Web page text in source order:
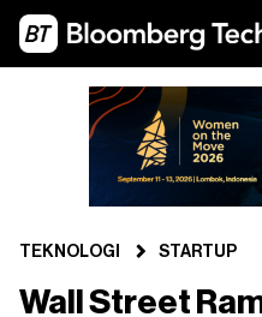
TEKNOLOGI STARTUP
Wall Street